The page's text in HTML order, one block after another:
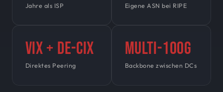
Jahre als ISP Eigene ASN bei RIPE
VIX + DE-CIX
Direktes Peering
Multi-100G
Backbone zwischen DCs